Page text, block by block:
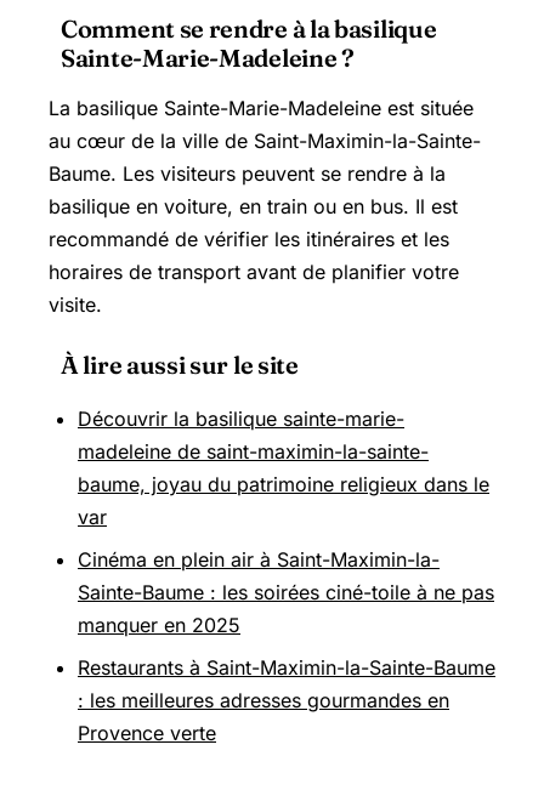
Comment se rendre à la basilique
Sainte-Marie-Madeleine ?
La basilique Sainte-Marie-Madeleine est située
au cœur de la ville de Saint-Maximin-la-Sainte-
Baume. Les visiteurs peuvent se rendre à la
basilique en voiture, en train ou en bus. Il est
recommandé de vérifier les itinéraires et les
horaires de transport avant de planifier votre
visite.
À lire aussi sur le site
Découvrir la basilique sainte-marie-
madeleine de saint-maximin-la-sainte-
baume, joyau du patrimoine religieux dans le
var
Cinéma en plein air à Saint-Maximin-la-
Sainte-Baume : les soirées ciné-toile à ne pas
manquer en 2025
Restaurants à Saint-Maximin-la-Sainte-Baume
: les meilleures adresses gourmandes en
Provence verte